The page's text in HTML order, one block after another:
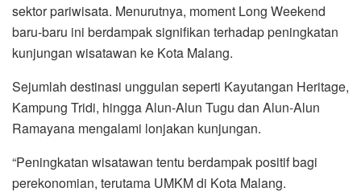
sektor pariwisata. Menurutnya, moment Long Weekend
baru-baru ini berdampak signifikan terhadap peningkatan
kunjungan wisatawan ke Kota Malang.
Sejumlah destinasi unggulan seperti Kayutangan Heritage,
Kampung Tridi, hingga Alun-Alun Tugu dan Alun-Alun
Ramayana mengalami lonjakan kunjungan.
“Peningkatan wisatawan tentu berdampak positif bagi
perekonomian, terutama UMKM di Kota Malang.